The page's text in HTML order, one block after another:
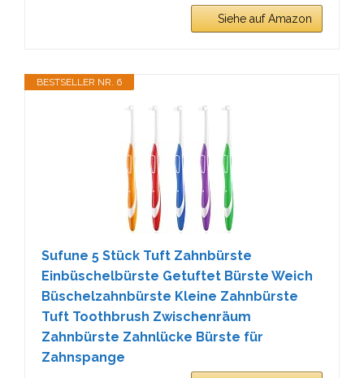
Siehe auf Amazon
BESTSELLER NR. 6
Sufune 5 Stück Tuft Zahnbürste
Einbüschelbürste Getuftet Bürste Weich
Büschelzahnbürste Kleine Zahnbürste
Tuft Toothbrush Zwischenräum
Zahnbürste Zahnlücke Bürste für
Zahnspange